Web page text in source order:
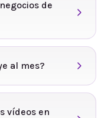
de
al mes?
vídeos en